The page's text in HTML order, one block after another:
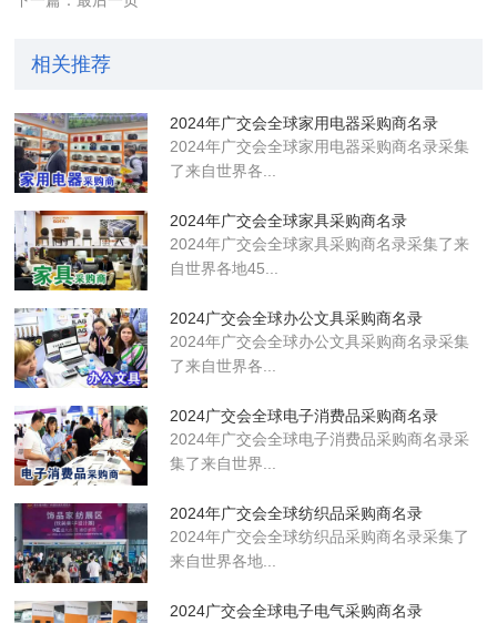
相关推荐
2024年广交会全球家用电器采购商名录
2024年广交会全球家用电器采购商名录采集
了来自世界各...
2024年广交会全球家具采购商名录
2024年广交会全球家具采购商名录采集了来
自世界各地45...
2024广交会全球办公文具采购商名录
2024年广交会全球办公文具采购商名录采集
了来自世界各...
2024广交会全球电子消费品采购商名录
2024年广交会全球电子消费品采购商名录采
集了来自世界...
2024年广交会全球纺织品采购商名录
2024年广交会全球纺织品采购商名录采集了
来自世界各地...
2024广交会全球电子电气采购商名录